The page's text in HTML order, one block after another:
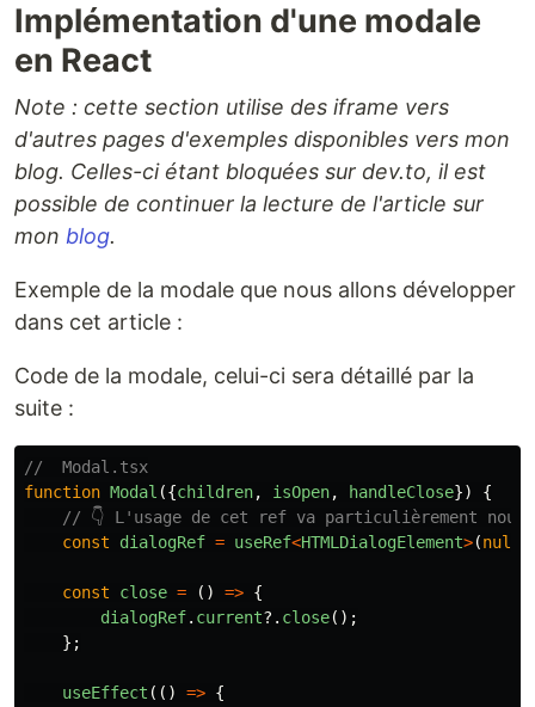
Implémentation d'une modale
en React
Note : cette section utilise des iframe vers
d'autres pages d'exemples disponibles vers mon
blog. Celles-ci étant bloquées sur dev.to, il est
possible de continuer la lecture de l'article sur
mon blog.
Exemple de la modale que nous allons développer
dans cet article :
Code de la modale, celui-ci sera détaillé par la
suite :
//  Modal.tsx
function Modal ({children, isOpen, handleClose})
{
// 👇 L'usage de cet ref va particulièrement
const
dialogRef = useRef<HTMLDialogElement>(null
const close = () => {
dialogRef. current?. close();
};
useEffect (() => {